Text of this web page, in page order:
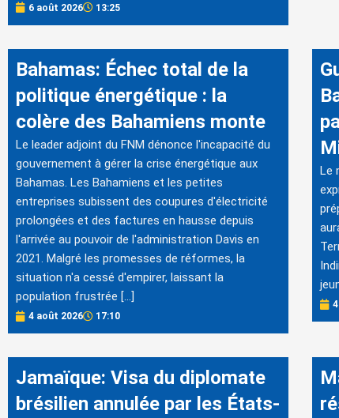
6 août 2026 13:25
Bahamas: Échec total de la
politique énergétique : la
colère des Bahamiens monte
Le leader adjoint du FNM dénonce l'incapacité du
gouvernement à gérer la crise énergétique aux
Bahamas. Les Bahamiens et les petites
entreprises subissent des coupures d'électricité
prolongées et des factures en hausse depuis
l'arrivée au pouvoir de l'administration Davis en
2021. Malgré les promesses de réformes, la
situation n'a cessé d'empirer, laissant la
population frustrée […]
4 août 2026 17:10
Le
Jamaïque: Visa du diplomate
brésilien annulée par les États-